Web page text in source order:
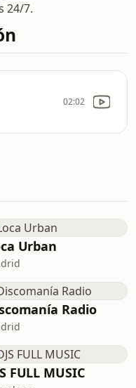
24/7.
02:02
Urban
Radio
FULL MUSIC